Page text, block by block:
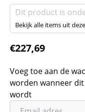
Dit product is
Bekijk alle items uit
€227,69
Voeg toe aan de
worden wanneer
wordt
Vul